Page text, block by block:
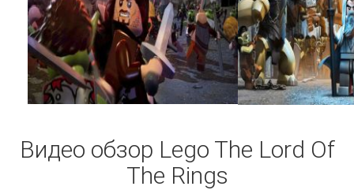
Видео обзор Lego The Lord Of
The Rings